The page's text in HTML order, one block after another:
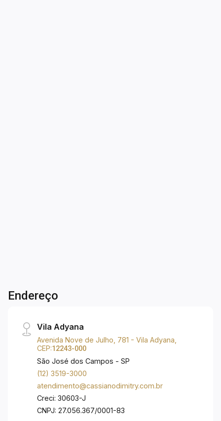
Endereço
Vila Adyana
Avenida Nove de Julho, 781 - Vila Adyana,
CEP:12243-000
São José dos Campos - SP
(12) 3519-3000
atendimento@cassianodimitry.com.br
Creci: 30603-J
CNPJ: 27.056.367/0001-83